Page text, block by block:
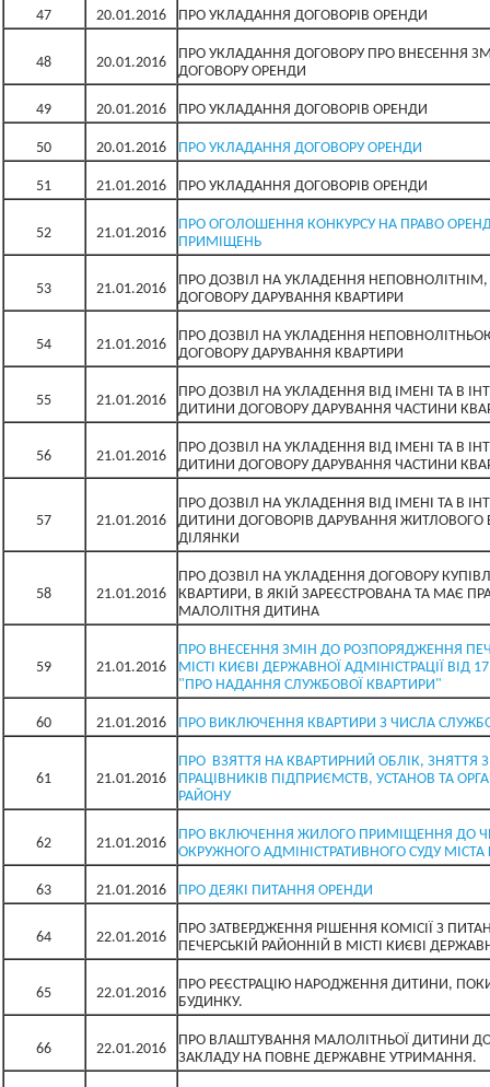
47 20.01.2016 ПРО УКЛАДАННЯ ДОГОВОРІВ ОРЕНДИ
48 20.01.2016
ПРО УКЛАДАННЯ ДОГОВОРУ ПРО ВНЕСЕННЯ
ДОГОВОРУ ОРЕНДИ
49 20.01.2016 ПРО УКЛАДАННЯ ДОГОВОРІВ ОРЕНДИ
50 20.01.2016 ПРО УКЛАДАННЯ ДОГОВОРУ ОРЕНДИ
51 21.01.2016 ПРО УКЛАДАННЯ ДОГОВОРІВ ОРЕНДИ
52 21.01.2016
ПРО ОГОЛОШЕННЯ КОНКУРСУ НА ПРАВО
ПРИМІЩЕНЬ
53 21.01.2016
ПРО ДОЗВІЛ НА УКЛАДЕННЯ НЕПОВНОЛІТНІМ,
ДОГОВОРУ ДАРУВАННЯ КВАРТИРИ
54 21.01.2016
ПРО ДОЗВІЛ НА УКЛАДЕННЯ
ДОГОВОРУ ДАРУВАННЯ КВАРТИРИ
55 21.01.2016
ПРО ДОЗВІЛ НА УКЛАДЕННЯ ВІД ІМЕНІ ТА В
ДИТИНИ ДОГОВОРУ ДАРУВАННЯ ЧАСТИНИ
56 21.01.2016
ПРО ДОЗВІЛ НА УКЛАДЕННЯ ВІД ІМЕНІ ТА В
ДИТИНИ ДОГОВОРУ ДАРУВАННЯ ЧАСТИНИ
57 21.01.2016
ПРО ДОЗВІЛ НА УКЛАДЕННЯ ВІД ІМЕНІ ТА В
ДИТИНИ ДОГОВОРІВ ДАРУВАННЯ ЖИТЛОВОГО
ДІЛЯНКИ
58 21.01.2016
ПРО ДОЗВІЛ НА УКЛАДЕННЯ ДОГОВОРУ
КВАРТИРИ, В ЯКІЙ ЗАРЕЄСТРОВАНА ТА МАЄ
МАЛОЛІТНЯ ДИТИНА
59 21.01.2016
ПРО ВНЕСЕННЯ ЗМІН ДО РОЗПОРЯДЖЕННЯ
МІСТІ КИЄВІ ДЕРЖАВНОЇ АДМІНІСТРАЦІЇ ВІД
"ПРО НАДАННЯ СЛУЖБОВОЇ КВАРТИРИ"
60 21.01.2016 ПРО ВИКЛЮЧЕННЯ КВАРТИРИ З ЧИСЛА
61 21.01.2016
ПРО ВЗЯТТЯ НА КВАРТИРНИЙ ОБЛІК, ЗНЯТТЯ
ПРАЦІВНИКІВ ПІДПРИЄМСТВ, УСТАНОВ ТА
РАЙОНУ
62 21.01.2016
ПРО ВКЛЮЧЕННЯ ЖИЛОГО ПРИМІЩЕННЯ ДО
ОКРУЖНОГО АДМІНІСТРАТИВНОГО СУДУ МІСТА
63 21.01.2016 ПРО ДЕЯКІ ПИТАННЯ ОРЕНДИ
64 22.01.2016
ПРО ЗАТВЕРДЖЕННЯ РІШЕННЯ КОМІСІЇ З
ПЕЧЕРСЬКІЙ РАЙОННІЙ В МІСТІ КИЄВІ
65 22.01.2016
ПРО РЕЄСТРАЦІЮ НАРОДЖЕННЯ ДИТИНИ,
БУДИНКУ.
66 22.01.2016
ПРО ВЛАШТУВАННЯ МАЛОЛІТНЬОЇ ДИТИНИ
ЗАКЛАДУ НА ПОВНЕ ДЕРЖАВНЕ УТРИМАННЯ.